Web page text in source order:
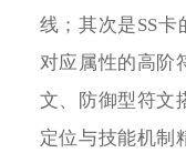
线；其次是SS
对应属性的高阶
文、防御型符文
定位与技能机制